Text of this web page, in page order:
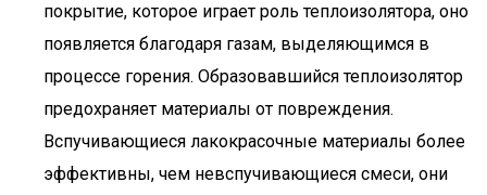
покрытие, которое играет роль теплоизолятора, оно
появляется благодаря газам, выделяющимся в
процессе горения. Образовавшийся теплоизолятор
предохраняет материалы от повреждения.
Вспучивающиеся лакокрасочные материалы более
эффективны, чем невспучивающиеся смеси, они